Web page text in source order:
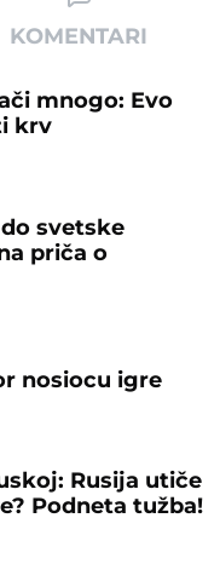
KOMENTARI
mnogo: Evo
krv
svetske
priča o
nosiocu igre
Rusija utiče
Podneta tužba!